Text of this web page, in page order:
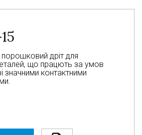
дріт для
що працють за умов
значними контактними